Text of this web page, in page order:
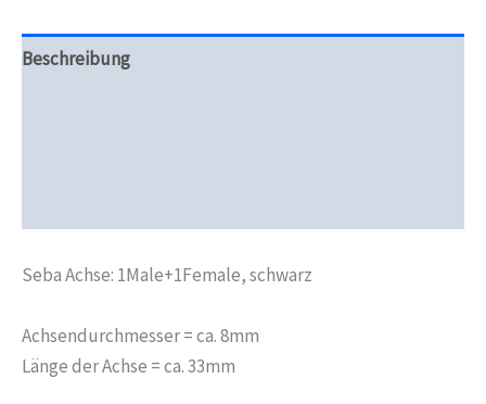
Beschreibung
Seba Achse: 1Male+1Female, schwarz
Achsendurchmesser = ca. 8mm
Länge der Achse = ca. 33mm